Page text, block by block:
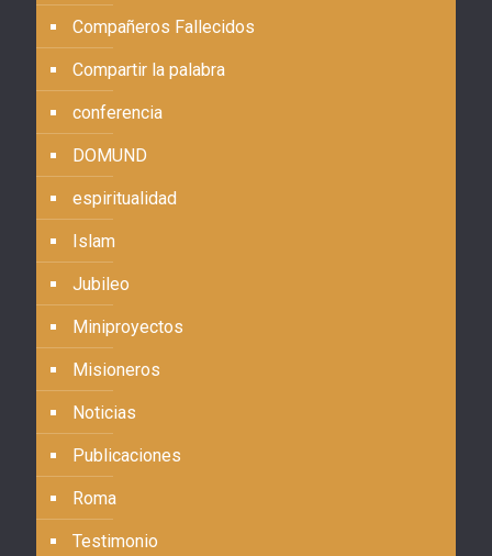
Compañeros Fallecidos
Compartir la palabra
conferencia
DOMUND
espiritualidad
Islam
Jubileo
Miniproyectos
Misioneros
Noticias
Publicaciones
Roma
Testimonio